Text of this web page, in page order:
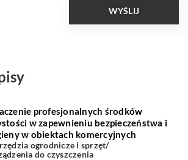
profesjonalnych środków
w zapewnieniu bezpieczeństwa i
w obiektach komercyjnych
ogrodnicze i sprzęt/
do czyszczenia